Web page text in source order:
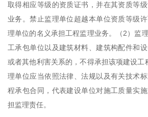
取得相应等级的资质证书，并在其资质等
业务。禁止监理单位超越本单位资质等级
理单位的名义承担工程监理业务。（2）监
工承包单位以及建筑材料、建筑构配件和
或者其他利害关系的，不得承担该项建设工
理单位应当依照法律、法规以及有关技术
程承包合同，代表建设单位对施工质量实
担监理责任。